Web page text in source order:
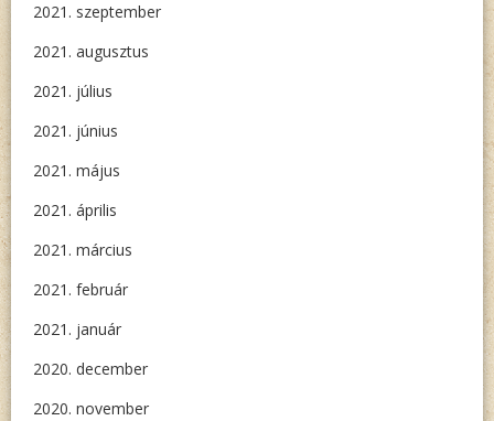
2021. szeptember
2021. augusztus
2021. július
2021. június
2021. május
2021. április
2021. március
2021. február
2021. január
2020. december
2020. november